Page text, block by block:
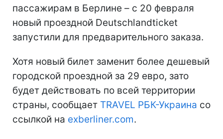
пассажирам в Берлине – с 20 февраля
новый проездной Deutschlandticket
запустили для предварительного заказа.
Хотя новый билет заменит более дешевый
городской проездной за 29 евро, зато
будет действовать по всей территории
страны, сообщает TRAVEL РБК-Украина со
ссылкой на exberliner.com.